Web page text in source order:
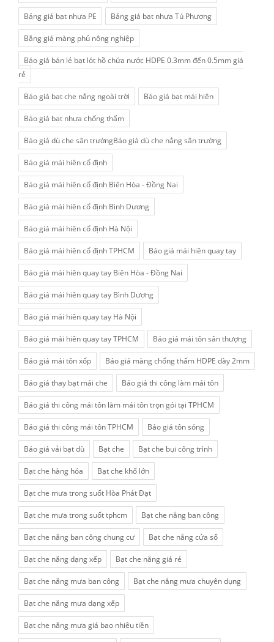
Bảng giá bạt nhựa PE Bảng giá bạt nhựa Tú Phương
Bằng giá màng phủ nông nghiệp
Báo giá bán lẻ bạt lót hồ chứa nước HDPE 0.3mm đến 0.5mm giá
rẻ
Báo giá bạt che nắng ngoài trời Báo giá bạt mái hiên
Báo giá bạt nhựa chống thấm
Báo giá dù che sân trườngBáo giá dù che nắng sân trường
Báo giá mái hiên cố định
Báo giá mái hiên cố định Biên Hòa - Đồng Nai
Báo giá mái hiên cố định Bình Dương
Báo giá mái hiên cố định Hà Nội
Báo giá mái hiên cố định TPHCM Báo giá mái hiên quay tay
Báo giá mái hiên quay tay Biên Hòa - Đồng Nai
Báo giá mái hiên quay tay Bình Dương
Báo giá mái hiên quay tay Hà Nội
Báo giá mái hiên quay tay TPHCM Báo giá mái tôn sân thượng
Báo giá mái tôn xốp Báo giá màng chống thấm HDPE dày 2mm
Báo giá thay bạt mái che Báo giá thi công làm mái tôn
Báo giá thi công mái tôn làm mái tôn trọn gói tại TPHCM
Báo giá thi công mái tôn TPHCM Báo giá tôn sóng
Báo giá vải bạt dù Bạt che Bạt che bụi công trình
Bạt che hàng hóa Bạt che khổ lớn
Bạt che mưa trong suốt Hòa Phát Đạt
Bạt che mưa trong suốt tphcm Bạt che nắng ban công
Bạt che nắng ban công chung cư Bạt che nắng cửa sổ
Bạt che nắng dạng xếp Bạt che nắng giá rẻ
Bạt che nắng mưa ban công Bạt che nắng mưa chuyên dụng
Bạt che nắng mưa dạng xếp
Bạt che nắng mưa giá bao nhiêu tiền